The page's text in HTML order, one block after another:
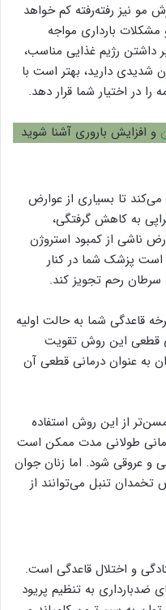
نیز رفته‌رفته کم خواهد
مشکلات بارداری مواجه
داشتن رژیم غذایی مناسب،
شدیدی دارید، بهتر است با
در اختیار شما قرار دهد.
و افزایش باروری آشنا شوید
تا بسیاری از عوارض
به کاهش گرفتگی،
ناشی از کمبود استروژن
پزشک شما در کنار
سرطان رحم تجویز کند.
قاعدگی شما به حالت اولیه
قطعی این روش تقویت
به عنوان درمانی قطعی آن
از این روش استفاده
طولانی مدت ممکن است
و عروقی شود. اما زنان جوان
تنبل می‌توانند از
و اختلال قاعدگی است.
ضدبارداری به تنظیم پریود